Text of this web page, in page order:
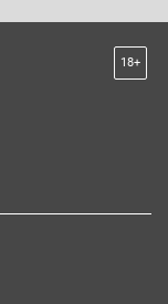
18+